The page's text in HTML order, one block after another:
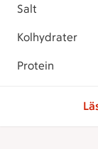
Salt
Kolhydrater
Protein